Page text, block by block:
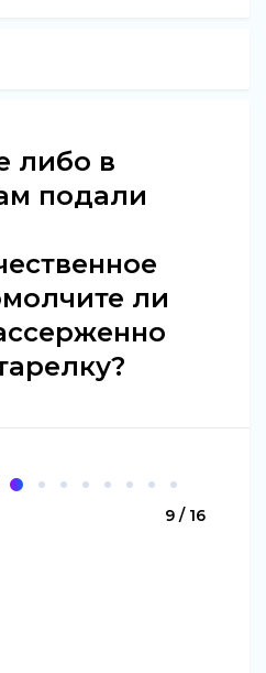
либо в
подали
ли
9 / 16